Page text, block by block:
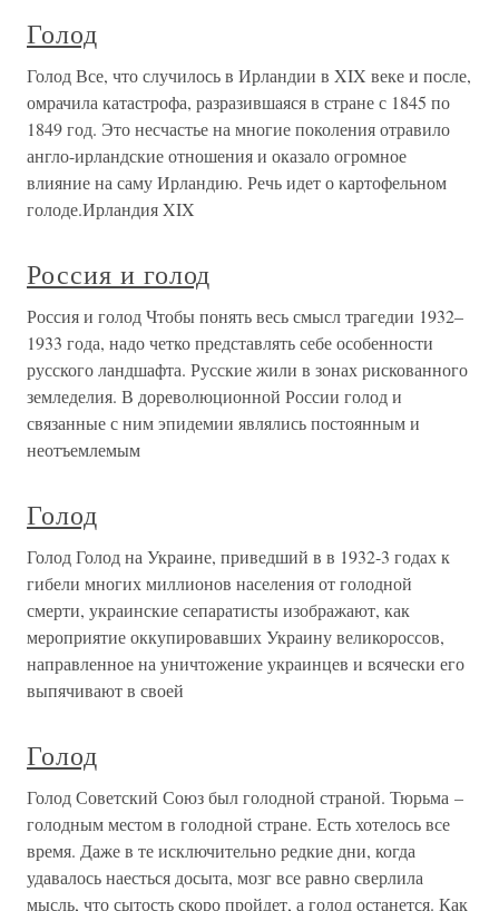
Голод
Голод Все, что случилось в Ирландии в XIX веке и после,
омрачила катастрофа, разразившаяся в стране с 1845 по
1849 год. Это несчастье на многие поколения отравило
англо-ирландские отношения и оказало огромное
влияние на саму Ирландию. Речь идет о картофельном
голоде.Ирландия XIX
Россия и голод
Россия и голод Чтобы понять весь смысл трагедии 1932–
1933 года, надо четко представлять себе особенности
русского ландшафта. Русские жили в зонах рискованного
земледелия. В дореволюционной России голод и
связанные с ним эпидемии являлись постоянным и
неотъемлемым
Голод
Голод Голод на Украине, приведший в в 1932-3 годах к
гибели многих миллионов населения от голодной
смерти, украинские сепаратисты изображают, как
мероприятие оккупировавших Украину великороссов,
направленное на уничтожение украинцев и всячески его
выпячивают в своей
Голод
Голод Советский Союз был голодной страной. Тюрьма –
голодным местом в голодной стране. Есть хотелось все
время. Даже в те исключительно редкие дни, когда
удавалось наесться досыта, мозг все равно сверлила
мысль, что сытость скоро пройдет, а голод останется. Как